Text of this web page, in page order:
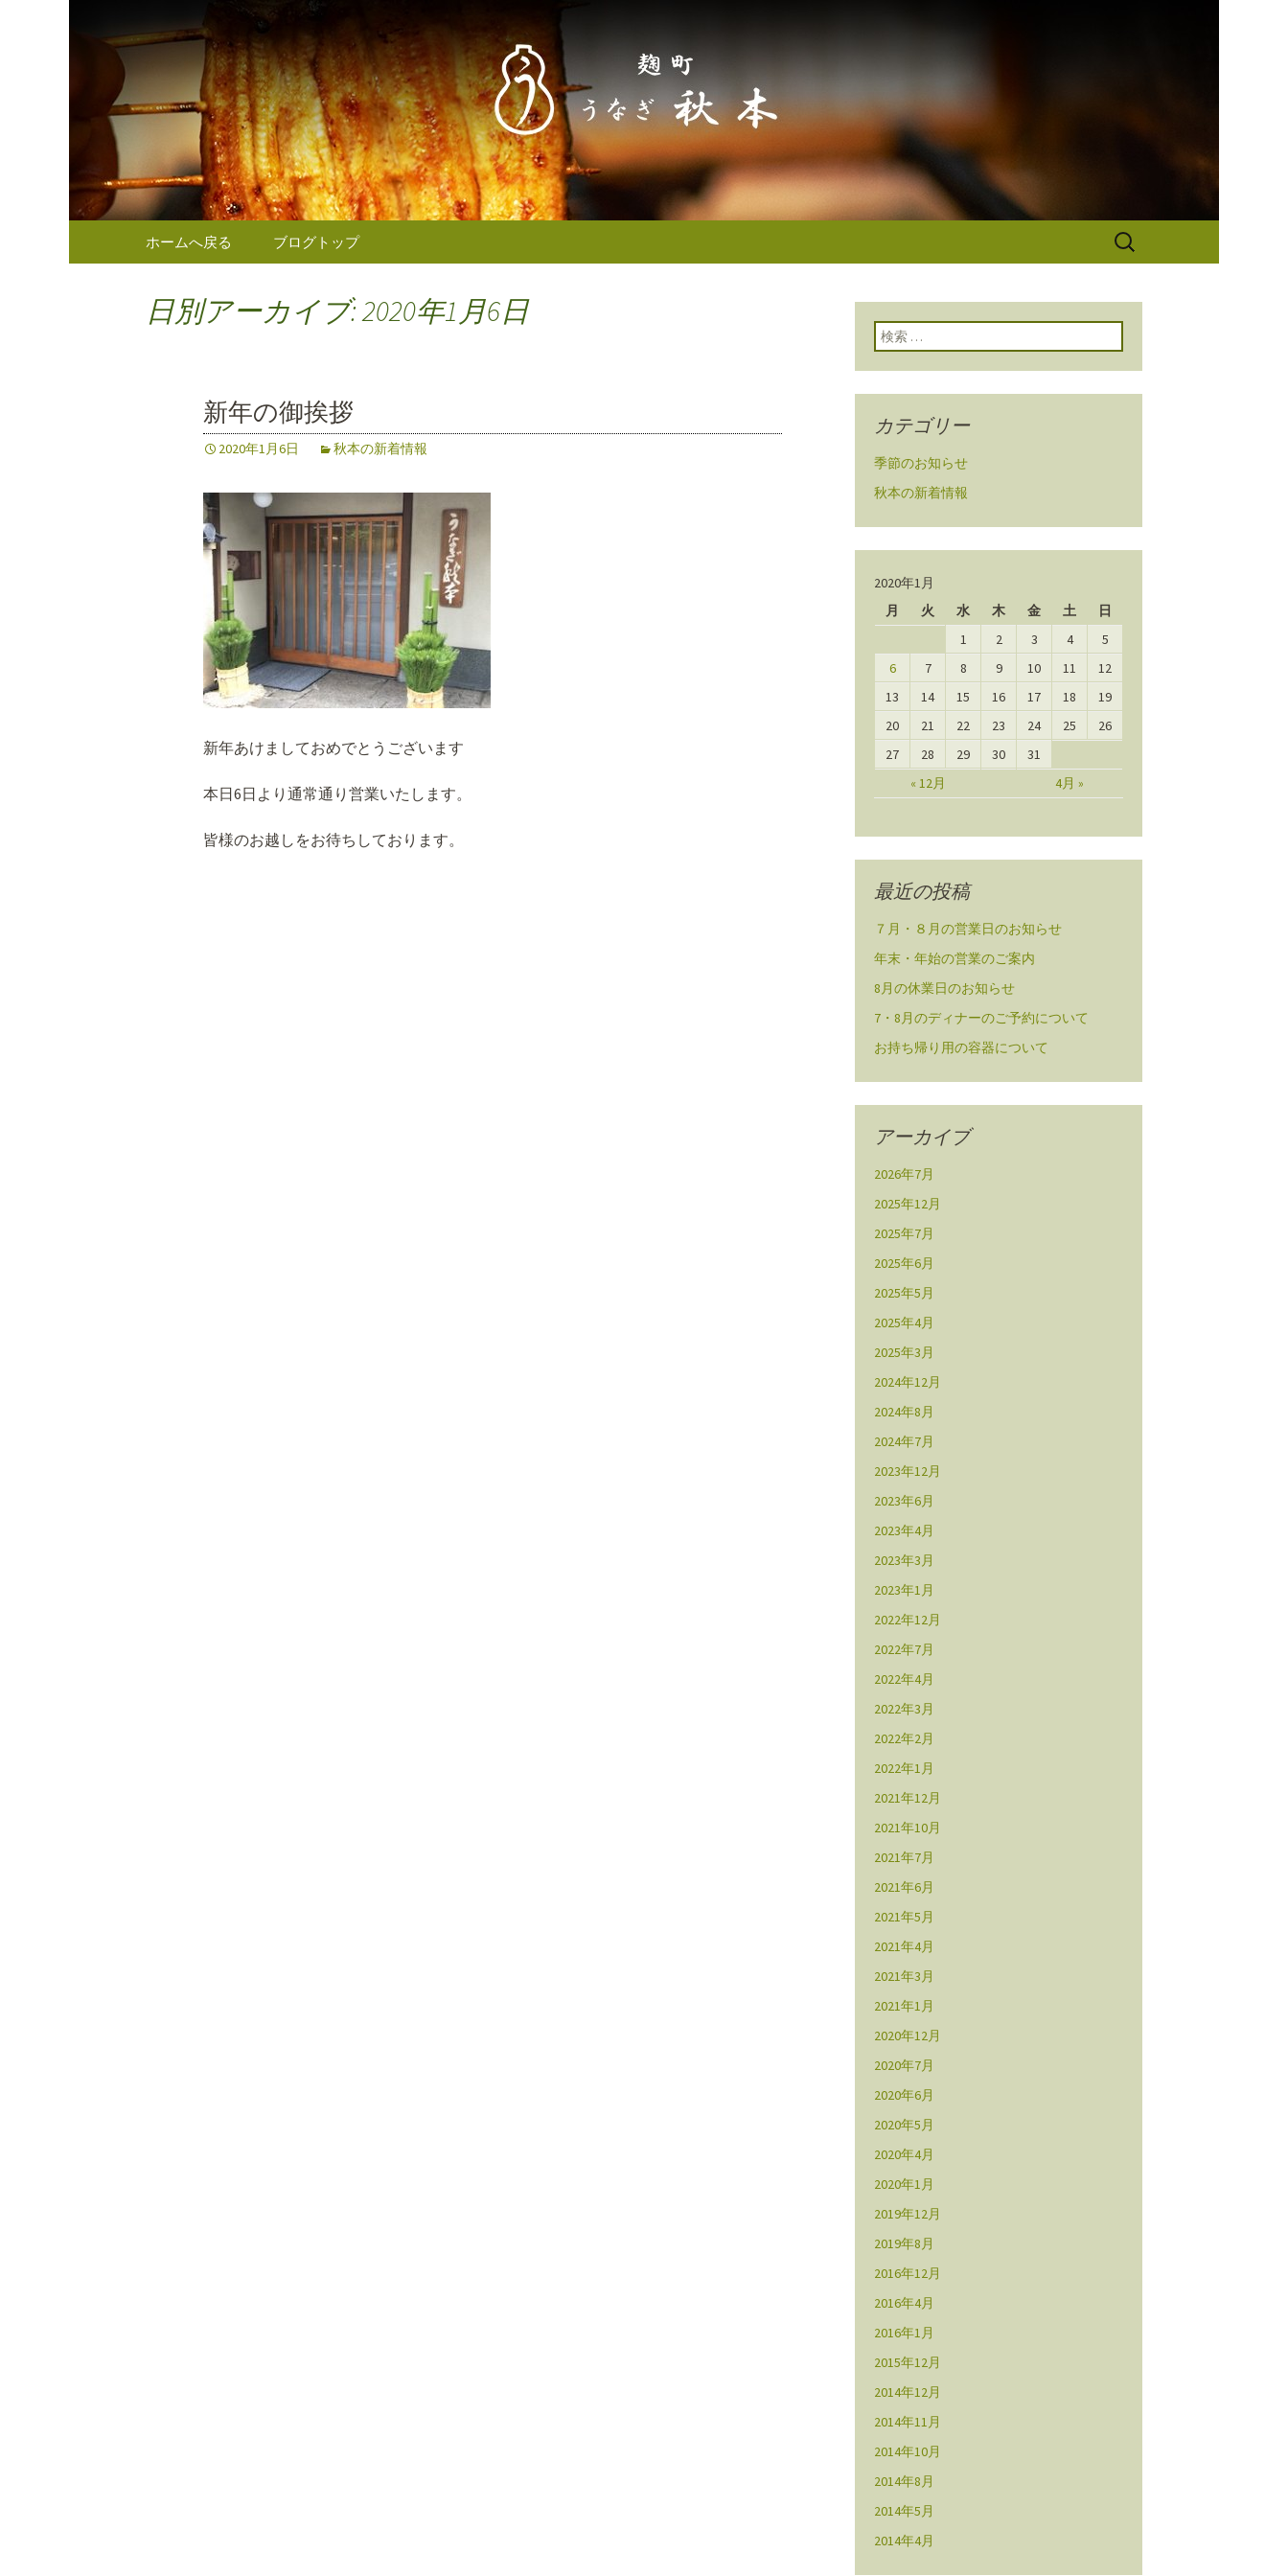
東京（麹町／半蔵門） うなぎ秋本から
のお知らせ
東京（麹町／半蔵門） うなぎ秋本からのお知らせ
コンテンツへ移動
ホームへ戻る ブログトップ
検
日別アーカイブ: 2020年1月6日
新年の御挨拶
2020年1月6日 秋本の新着情報
新年あけましておめでとうございます
本日6日より通常通り営業いたします。
皆様のお越しをお待ちしております。
検索:
カテゴリー
季節のお知らせ
秋本の新着情報
2020年1月
月
火 水 木 金 土 日
« 12月 4月 »
1 2 3 4
5
6
7 8 9 10 11
12
13
14 15 16 17 18
19
20
21 22 23 24 25
26
27
28 29 30 31
最近の投稿
７月・８月の営業日のお知らせ
年末・年始の営業のご案内
8月の休業日のお知らせ
7・8月のディナーのご予約について
お持ち帰り用の容器について
アーカイブ
2026年7月
2025年12月
2025年7月
2025年6月
2025年5月
2025年4月
2025年3月
2024年12月
2024年8月
2024年7月
2023年12月
2023年6月
2023年4月
2023年3月
2023年1月
2022年12月
2022年7月
2022年4月
2022年3月
2022年2月
2022年1月
2021年12月
2021年10月
2021年7月
2021年6月
2021年5月
2021年4月
2021年3月
2021年1月
2020年12月
2020年7月
2020年6月
2020年5月
2020年4月
2020年1月
2019年12月
2019年8月
2016年12月
2016年4月
2016年1月
2015年12月
2014年12月
2014年11月
2014年10月
2014年8月
2014年5月
2014年4月